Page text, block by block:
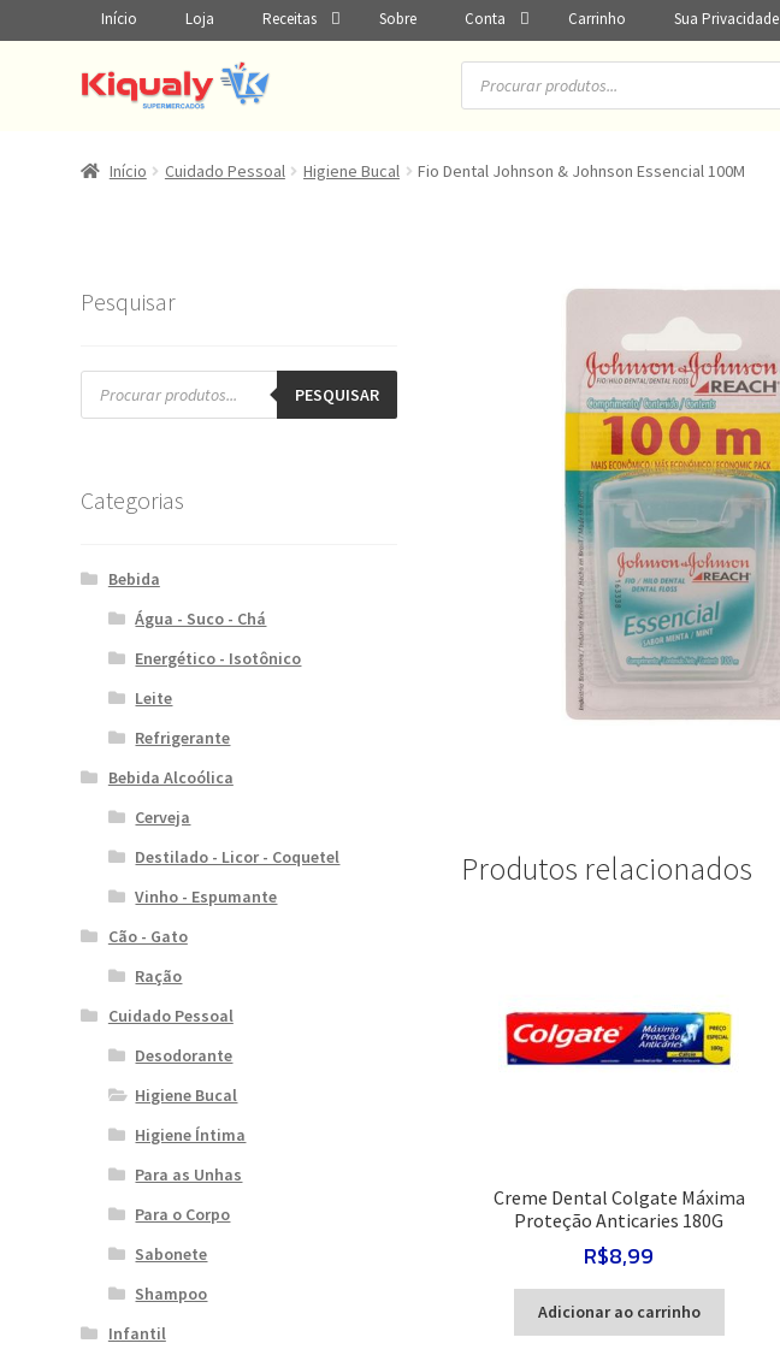
Início Loja Receitas Sobre Conta Carrinho Sua Privacidade
Pesquisar
produtos
Início Cuidado Pessoal Higiene Bucal Fio Dental Johnson & Johnson Essencial 100M
Produtos relacionados
Creme Dental Colgate Máxima
Proteção Anticaries 180G
R$8,99
Adicionar ao carrinho
Pesquisar
Pesquisar
produtos PESQUISAR
Categorias
Bebida
Água - Suco - Chá
Energético - Isotônico
Leite
Refrigerante
Bebida Alcoólica
Cerveja
Destilado - Licor - Coquetel
Vinho - Espumante
Cão - Gato
Ração
Cuidado Pessoal
Desodorante
Higiene Bucal
Higiene Íntima
Para as Unhas
Para o Corpo
Sabonete
Shampoo
Infantil